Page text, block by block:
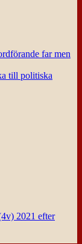
far men
till politiska
2021 efter